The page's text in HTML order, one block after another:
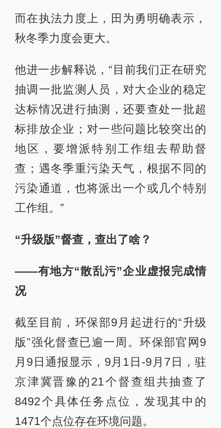
而在执法力度上，田为勇明确表示，
秋冬季力度会更大。
他进一步解释说，“目前我们正在研究
抽调一批监测人员，对大企业的稳定
达标情况进行抽测，还要查处一批超
标排放企业；对一些问题比较突出的
地区，要增派特别工作组去帮助督
查；遇冬季重污染天气，根据不同的
污染通道，也将派出一个或几个特别
工作组。”
“升级版”督查，查出了啥？
——有地方“散乱污”企业虚报完成情
况
截至目前，环保部9月起进行的“升级
版”强化督查已逾一周。环保部官网9
月9日通报显示，9月1日-9月7日，驻
京津冀晋豫的21个督查组共抽查了
8492个具体任务点位，发现其中的
1471个点位存在环境问题。